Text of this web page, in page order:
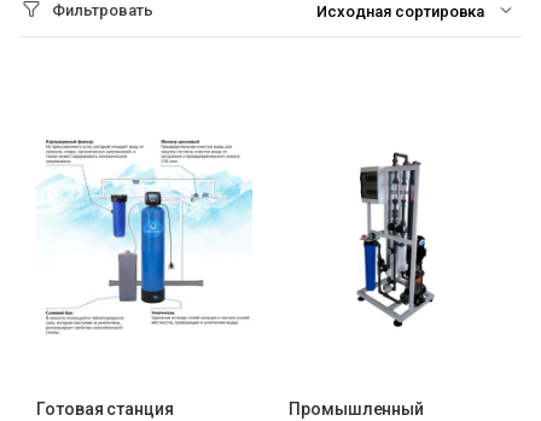
Фильтровать
Готовая станция
Промышленный